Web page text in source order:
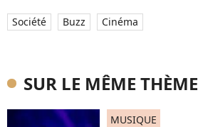
Société Buzz Cinéma
SUR LE MÊME THÈME
MUSIQUE